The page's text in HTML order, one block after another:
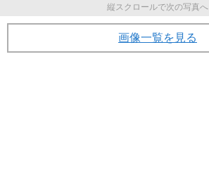
縦スクロールで次の写真へ
画像一覧を見る